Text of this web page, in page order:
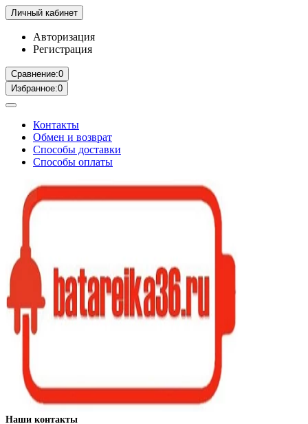
Личный кабинет
Авторизация
Регистрация
Сравнение:0
Избранное:0
Контакты
Обмен и возврат
Способы доставки
Способы оплаты
Наши контакты